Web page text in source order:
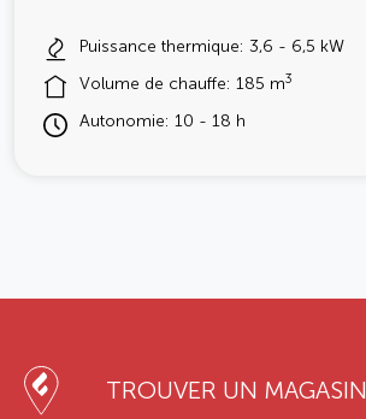
Puissance thermique: 3,6 - 6,5 kW
Volume de chauffe: 185 m3
Autonomie: 10 - 18 h
TROUVER UN MAGASIN